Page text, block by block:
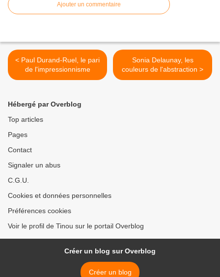
Ajouter un commentaire
< Paul Durand-Ruel, le pari
de l'impressionnisme
Sonia Delaunay, les
couleurs de l'abstraction >
Hébergé par Overblog
Top articles
Pages
Contact
Signaler un abus
C.G.U.
Cookies et données personnelles
Préférences cookies
Voir le profil de Tinou sur le portail Overblog
Créer un blog sur Overblog
Créer un blog